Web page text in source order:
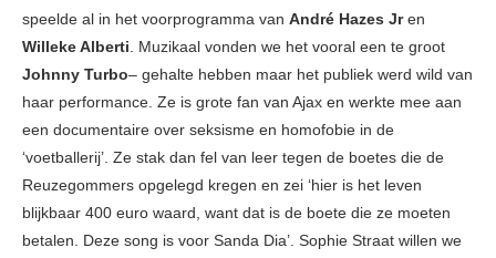
speelde al in het voorprogramma van André Hazes Jren
Willeke Alberti . Muzikaal vonden we het vooral een te groot
Johnny Turbo– gehalte hebben maar het publiek werd wild van
haar performance. Ze is grote fan van Ajax en werkte mee aan
een documentaire over seksisme en homofobie in de
‘voetballerij’. Ze stak dan fel van leer tegen de boetes die de
Reuzegommers opgelegd kregen en zei ‘hier is het leven
blijkbaar 400 euro waard, want dat is de boete die ze moeten
betalen. Deze song is voor Sanda Dia’. Sophie Straat willen we